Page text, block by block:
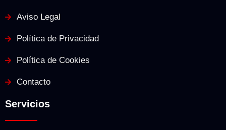
Aviso Legal
Política de Privacidad
Política de Cookies
Contacto
Servicios